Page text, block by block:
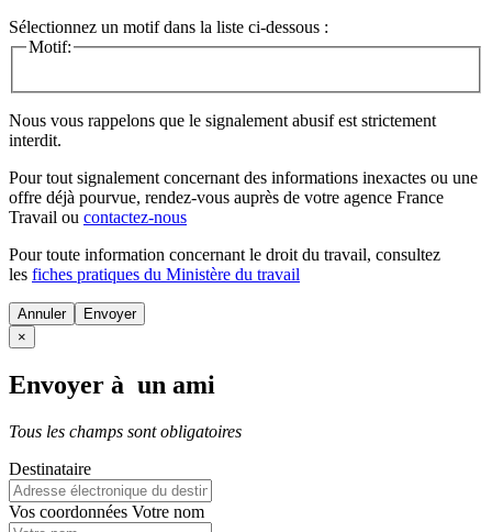
Sélectionnez un motif dans la liste ci-dessous :
Motif:
Nous vous rappelons que le signalement abusif est strictement
interdit.
Pour tout signalement concernant des informations inexactes ou une
offre déjà pourvue, rendez-vous auprès de votre agence France
Travail ou contactez-nous
Pour toute information concernant le droit du travail, consultez
les fiches pratiques du Ministère du travail
Annuler
×
Envoyer à un ami
Tous les champs sont obligatoires
Destinataire
Vos coordonnées Votre nom